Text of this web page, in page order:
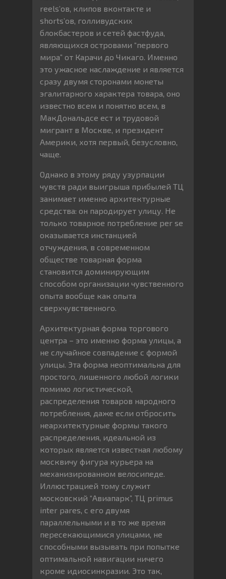
reels’ов, клипов вконтакте и
shorts’ов, голливудских
блокбастеров и сетей фастфуда,
являющихся островами “первого
мира” от Карачи до Чикаго. Именно
это ужасное наслаждение и является
сразу двумя сторонами монеты
эгалитарного характера товара, оно
известно всем и понятно всем, в
МакДональдсе ест и трудовой
мигрант в Москве, и президент
Америки, хотя первый, безусловно,
чаще.
Однако в этому ряду узурпации
чувств ради выигрыша прибылей ТЦ
занимает именно архитектурные
средства: он пародирует улицу. Не
только товарное потребление per se
оказывается инстанцией
отчуждения, в современном
обществе товарная форма
становится доминирующим
способом организации чувственного
опыта вообще как опыта
сверхчувственного.
Архитектурная форма торгового
центра – это именно форма улицы, а
не случайное совпадение с формой
улицы. Эта форма неоптимальна для
простого, лишенного любой логики
помимо логистической,
распределения товаров народного
потребления, даже если отбросить
неархитектурные формы такого
распределения, идеальной из
которых является известная любому
москвичу фигура курьера на
механизированном велосипеде.
Иллюстрацией тому служит
московский “Авиапарк”, ТЦ primus
inter pares, с его двумя
параллельными и в то же время
пересекающимися улицами, не
способными вызывать при попытке
оптимальной навигации ничего
кроме идиосинкразии. Это так,